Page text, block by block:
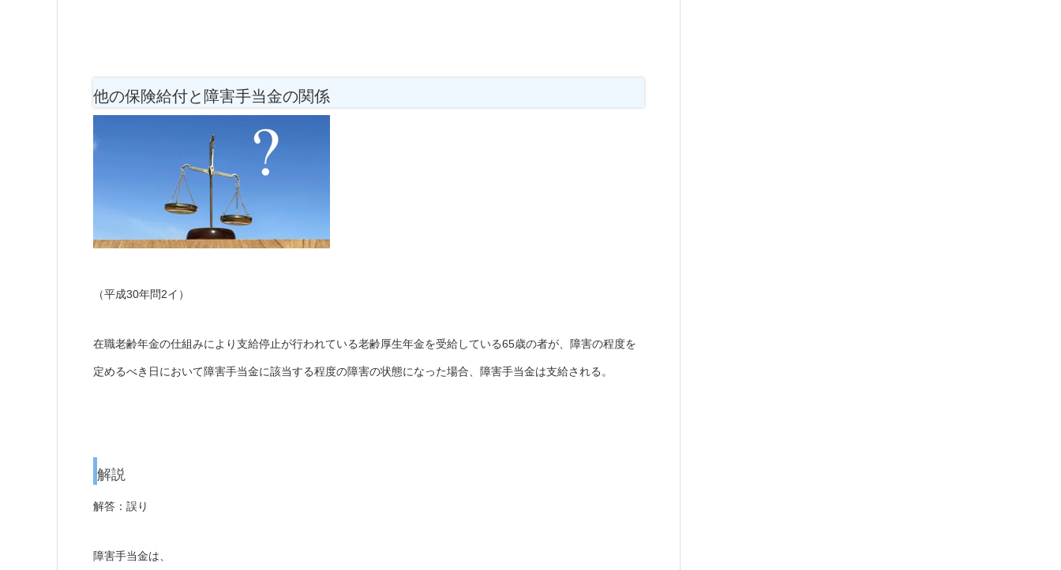
他の保険給付と障害手当金の関係
（平成30年問2イ）
在職老齢年金の仕組みにより支給停止が行われている老齢厚生年金を受給している65歳の者が、障害の程度を
定めるべき日において障害手当金に該当する程度の障害の状態になった場合、障害手当金は支給される。
解説
解答：誤り
障害手当金は、